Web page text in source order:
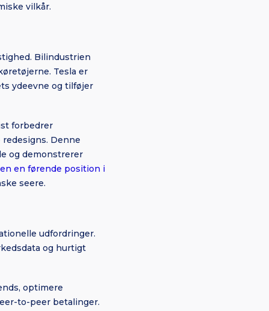
vilkår.
Bilindustrien
Tesla er
ydeevne og tilføjer
forbedrer
Denne
og demonstrerer
en førende position i
seere.
udfordringer.
og hurtigt
optimere
to-peer betalinger.